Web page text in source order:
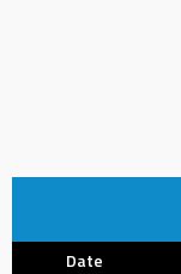
Date